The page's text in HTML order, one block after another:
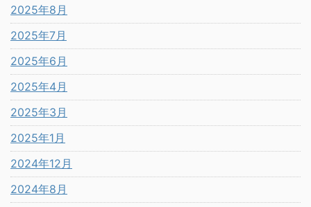
2025年8月
2025年7月
2025年6月
2025年4月
2025年3月
2025年1月
2024年12月
2024年8月